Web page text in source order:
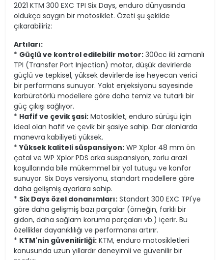
2021 KTM 300 EXC TPI Six Days, enduro dünyasında
oldukça saygın bir motosiklet. Özeti şu şekilde
çıkarabiliriz:
Artıları:
* Güçlü ve kontrol edilebilir motor: 300cc iki zamanlı
TPI (Transfer Port Injection) motor, düşük devirlerde
güçlü ve tepkisel, yüksek devirlerde ise heyecan verici
bir performans sunuyor. Yakıt enjeksiyonu sayesinde
karbüratörlü modellere göre daha temiz ve tutarlı bir
güç çıkışı sağlıyor.
* Hafif ve çevik şasi: Motosiklet, enduro sürüşü için
ideal olan hafif ve çevik bir şasiye sahip. Dar alanlarda
manevra kabiliyeti yüksek.
*Yüksek kaliteli süspansiyon: WP Xplor 48 mm ön
çatal ve WP Xplor PDS arka süspansiyon, zorlu arazi
koşullarında bile mükemmel bir yol tutuşu ve konfor
sunuyor. Six Days versiyonu, standart modellere göre
daha gelişmiş ayarlara sahip.
* Six Days özel donanımları: Standart 300 EXC TPI'ye
göre daha gelişmiş bazı parçalar (örneğin, farklı bir
gidon, daha sağlam koruma parçaları vb.) içerir. Bu
özellikler dayanıklılığı ve performansı artırır.
* KTM'nin güvenilirliği: KTM, enduro motosikletleri
konusunda uzun yıllardır deneyimli ve güvenilir bir